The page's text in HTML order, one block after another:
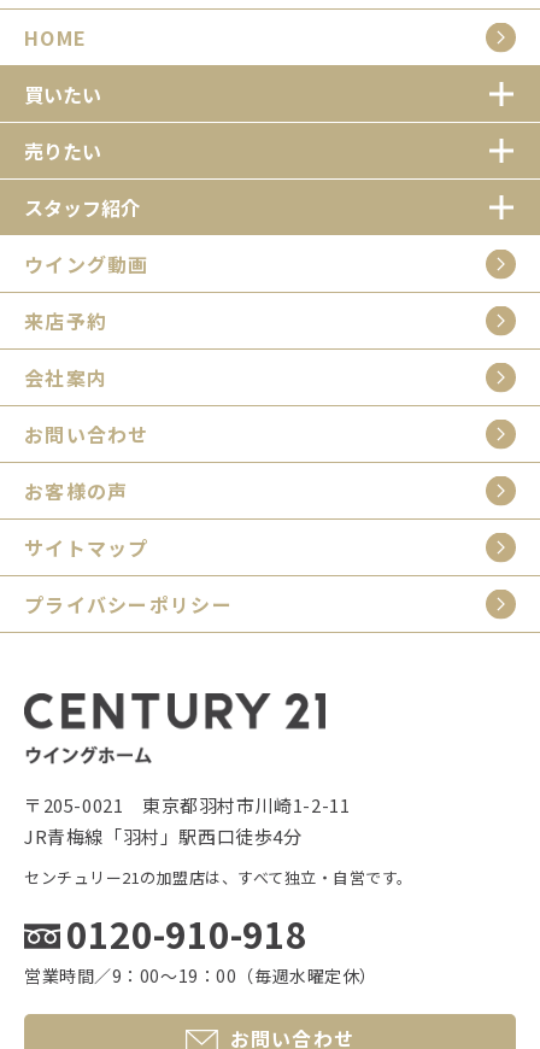
HOME
買いたい
売りたい
スタッフ紹介
ウイング動画
来店予約
会社案内
お問い合わせ
お客様の声
サイトマップ
プライバシーポリシー
〒205-0021 東京都羽村市川崎1-2-11
JR青梅線「羽村」駅西口徒歩4分
センチュリー21の加盟店は、すべて独立・自営です。
0120-910-918
営業時間／9：00〜19：00（毎週水曜定休）
お問い合わせ